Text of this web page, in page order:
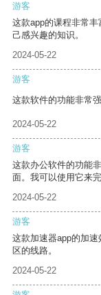
游客
这款app的课程非常
己感兴趣的知识。
2024-05-22
游客
这款软件的功能非常
2024-05-22
游客
这款办公软件的功能
面。我可以使用它来
2024-05-22
游客
这款加速器app的加
区的线路。
2024-05-22